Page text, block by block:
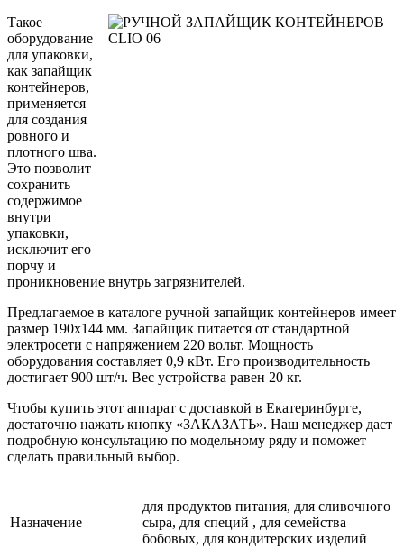
Такое
оборудование
для упаковки,
как запайщик
контейнеров,
применяется
для создания
ровного и
плотного шва.
Это позволит
сохранить
содержимое
внутри
упаковки,
исключит его
порчу и
проникновение внутрь загрязнителей.
Предлагаемое в каталоге ручной запайщик контейнеров имеет
размер 190х144 мм. Запайщик питается от стандартной
электросети с напряжением 220 вольт. Мощность
оборудования составляет 0,9 кВт. Его производительность
достигает 900 шт/ч. Вес устройства равен 20 кг.
Чтобы купить этот аппарат с доставкой в Екатеринбурге,
достаточно нажать кнопку «ЗАКАЗАТЬ». Наш менеджер даст
подробную консультацию по модельному ряду и поможет
сделать правильный выбор.
Назначение
для продуктов питания, для сливочного
сыра, для специй , для семейства
бобовых, для кондитерских изделий